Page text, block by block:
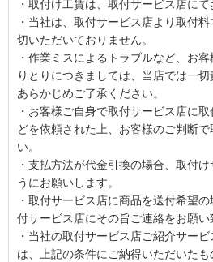
・取付け工賃は、取付サービス店にて
・当社は、取付サービス店より取付
切いただいておりません。
・作業ミスによるトラブルなど、お
りとりにつきましては、当店では一切
あらかじめご了承ください。
・お客様ご自身で取付サービス店に
どを依頼された上、お客様のご判断
い。
・支払方法が代金引換の場合、取付
うにお願いします。
・取付サービス店に商品を送付希望
付サービス店にその旨ご連絡をお願い
・当社の取付サービス店ご紹介サー
は、上記の条件にご納得いただいたも